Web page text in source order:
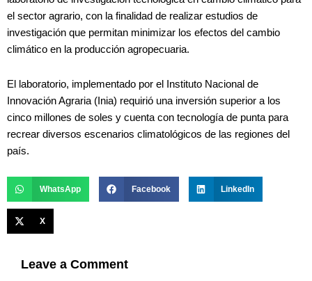
el sector agrario, con la finalidad de realizar estudios de
investigación que permitan minimizar los efectos del cambio
climático en la producción agropecuaria.
El laboratorio, implementado por el Instituto Nacional de
Innovación Agraria (Inia) requirió una inversión superior a los
cinco millones de soles y cuenta con tecnología de punta para
recrear diversos escenarios climatológicos de las regiones del
país.
WhatsApp Facebook LinkedIn
X
Leave a Comment